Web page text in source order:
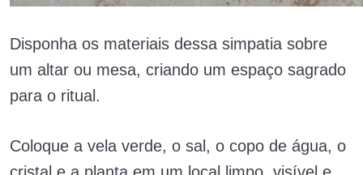
Disponha os materiais dessa simpatia sobre
um altar ou mesa, criando um espaço sagrado
para o ritual.
Coloque a vela verde, o sal, o copo de água, o